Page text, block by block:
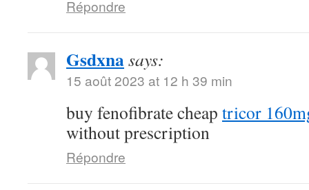
Répondre
Gsdxnasays:
15 août 2023 at 12 h 39 min
buy fenofibrate cheap tricor
without prescription
Répondre